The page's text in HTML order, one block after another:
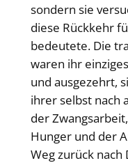
sondern sie
diese Rückkehr
bedeutete. Die
waren ihr
und ausgezehrt,
ihrer selbst nach
der
Hunger und der
Weg zurück nach